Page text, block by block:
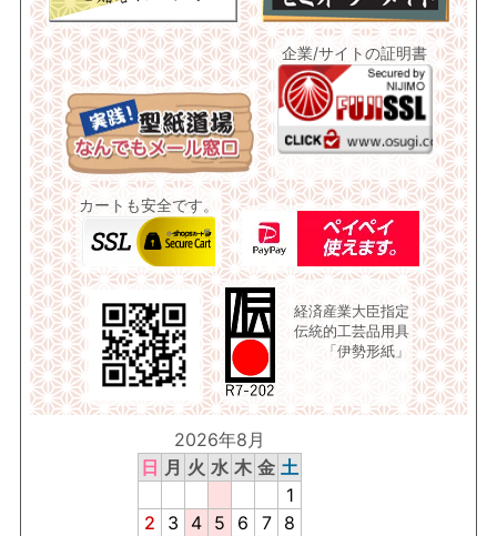
企業/サイトの証明書
カートも安全です。
経済産業大臣指定
伝統的工芸品用具
「伊勢形紙」
2026年8月
日 月 火 水 木 金 土
1
2
3 4 5 6 7
8